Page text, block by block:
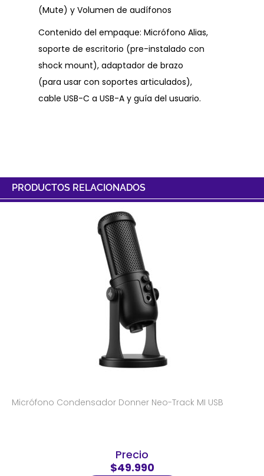
(Mute) y Volumen de audífonos
Contenido del empaque: Micrófono Alias,
soporte de escritorio (pre-instalado con
shock mount), adaptador de brazo
(para usar con soportes articulados),
cable USB-C a USB-A y guía del usuario.
PRODUCTOS RELACIONADOS
Micrófono Condensador Donner Neo-Track MI USB
Precio
$49.990